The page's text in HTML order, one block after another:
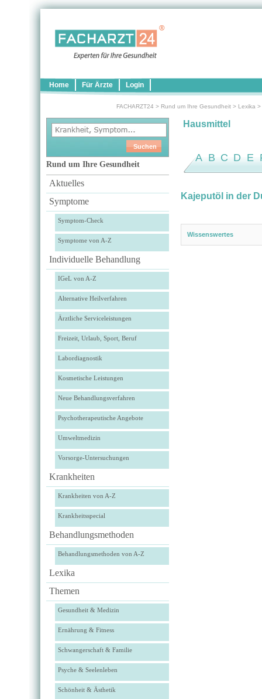
Home Für Ärzte Login
FACHARZT24 > Rund um Ihre Gesundheit > Lexika >
Rund um Ihre Gesundheit
Aktuelles
Symptome
Symptom-Check
Symptome von A-Z
Individuelle Behandlung
IGeL von A-Z
Alternative Heilverfahren
Ärztliche Serviceleistungen
Freizeit, Urlaub, Sport, Beruf
Labordiagnostik
Kosmetische Leistungen
Neue Behandlungsverfahren
Psychotherapeutische Angebote
Umweltmedizin
Vorsorge-Untersuchungen
Krankheiten
Krankheiten von A-Z
Krankheitsspecial
Behandlungsmethoden
Behandlungsmethoden von A-Z
Lexika
Themen
Gesundheit & Medizin
Ernährung & Fitness
Schwangerschaft & Familie
Psyche & Seelenleben
Schönheit & Ästhetik
Hausmittel
A B C D E
Kajeputöl in der
Wissenswertes